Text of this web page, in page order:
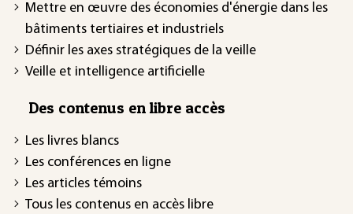
Mettre en œuvre des économies d'énergie dans les
bâtiments tertiaires et industriels
Définir les axes stratégiques de la veille
Veille et intelligence artificielle
Des contenus en libre accès
Les livres blancs
Les conférences en ligne
Les articles témoins
Tous les contenus en accès libre